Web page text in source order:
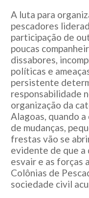
A luta para
pescadores
participação de
poucas
dissabores,
políticas e
persistente
responsabilidade
organização da
Alagoas, quando
de mudanças,
frestas vão se
evidente de que
esvair e as
Colônias de
sociedade civil